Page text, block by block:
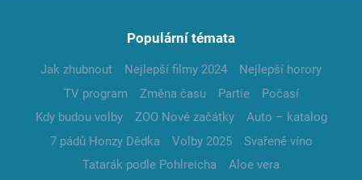
Populární témata
Jak zhubnout Nejlepší filmy 2024
Nejlepší horory
TV program
Změna času Partie
Počasí
Kdy budou volby
ZOO Nové začátky
Auto – katalog
7 pádů Honzy Dědka
Volby 2025
Svařené víno
Tatarák podle Pohlreicha
Aloe vera